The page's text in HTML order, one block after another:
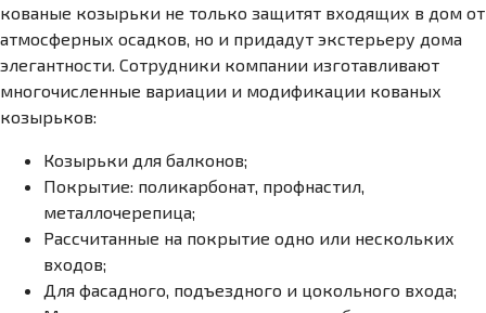
кованые козырьки не только защитят входящих в дом от
атмосферных осадков, но и придадут экстерьеру дома
элегантности. Сотрудники компании изготавливают
многочисленные вариации и модификации кованых
козырьков:
Козырьки для балконов;
Покрытие: поликарбонат, профнастил,
металлочерепица;
Рассчитанные на покрытие одно или нескольких
входов;
Для фасадного, подъездного и цокольного входа;